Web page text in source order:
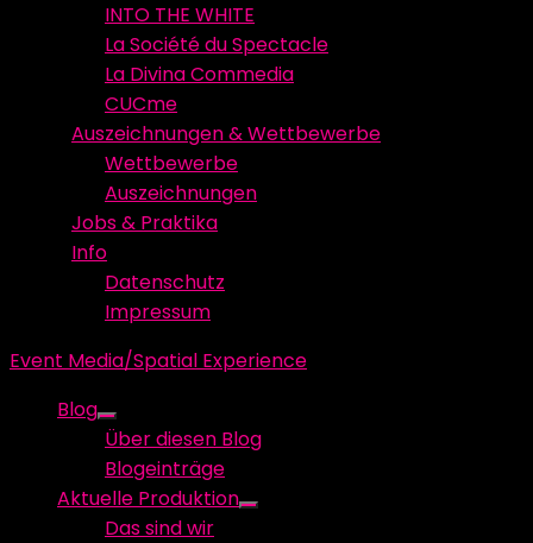
INTO THE WHITE
La Société du Spectacle
La Divina Commedia
CUCme
Auszeichnungen & Wettbewerbe
Wettbewerbe
Auszeichnungen
Jobs & Praktika
Info
Datenschutz
Impressum
Event Media/Spatial Experience
Blog
Show
sub
menu
Über diesen Blog
Blogeinträge
Aktuelle Produktion
Show
Das sind wir